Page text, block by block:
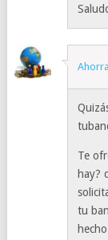
Te
hay?
tu